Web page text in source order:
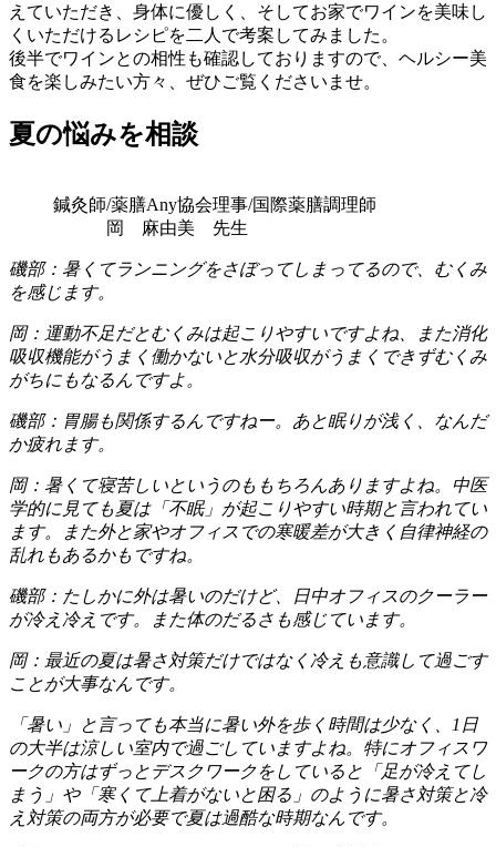
えていただき、身体に優しく、そしてお家でワインを美味し
くいただけるレシピを二人で考案してみました。
後半でワインとの相性も確認しておりますので、ヘルシー美
食を楽しみたい方々、ぜひご覧くださいませ。
夏の悩みを相談
鍼灸師/薬膳Any協会理事/国際薬膳調理師
岡 麻由美 先生
磯部：暑くてランニングをさぼってしまってるので、むくみ
を感じます。
岡：運動不足だとむくみは起こりやすいですよね、また消化
吸収機能がうまく働かないと水分吸収がうまくできずむくみ
がちにもなるんですよ。
磯部：胃腸も関係するんですねー。あと眠りが浅く、なんだ
か疲れます。
岡：暑くて寝苦しいというのももちろんありますよね。中医
学的に見ても夏は「不眠」が起こりやすい時期と言われてい
ます。また外と家やオフィスでの寒暖差が大きく自律神経の
乱れもあるかもですね。
磯部：たしかに外は暑いのだけど、日中オフィスのクーラー
が冷え冷えです。また体のだるさも感じています。
岡：最近の夏は暑さ対策だけではなく冷えも意識して過ごす
ことが大事なんです。
「暑い」と言っても本当に暑い外を歩く時間は少なく、1日
の大半は涼しい室内で過ごしていますよね。特にオフィスワ
ークの方はずっとデスクワークをしていると「足が冷えてし
まう」や「寒くて上着がないと困る」のように暑さ対策と冷
え対策の両方が必要で夏は過酷な時期なんです。